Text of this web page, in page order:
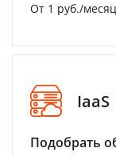
От 1 руб./месяц
IaaS
Подобрать